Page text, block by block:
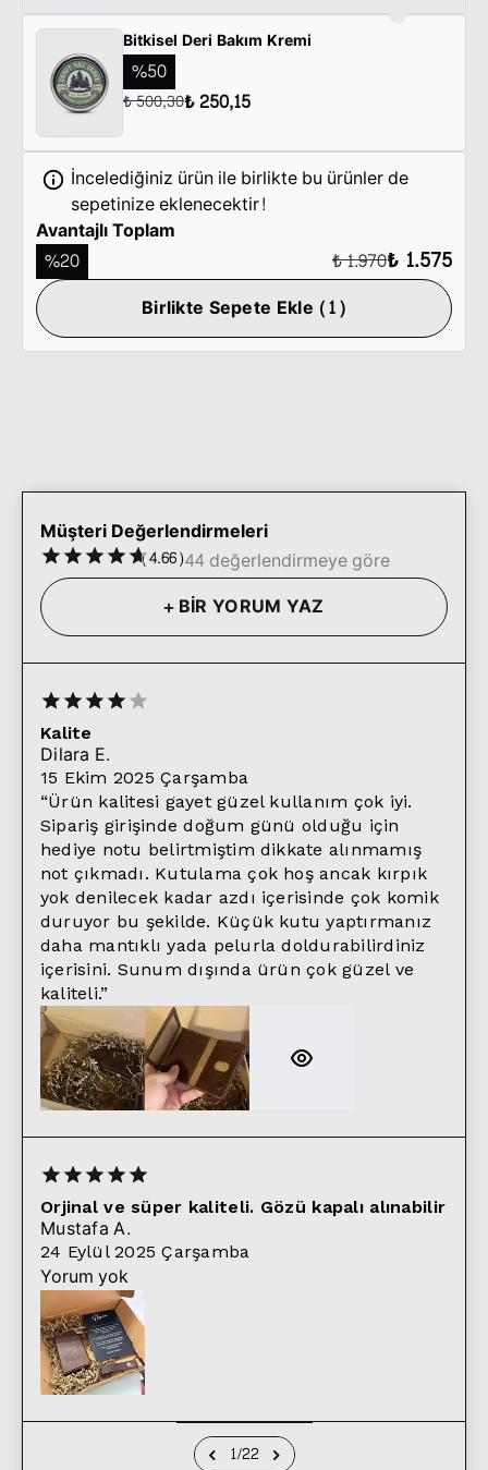
Bitkisel Deri Bakım Kremi
%50
₺ 500,30₺ 250,15
İncelediğiniz ürün ile birlikte bu ürünler de
sepetinize eklenecektir!
Avantajlı Toplam
%20 ₺ 1.970₺ 1.575
Birlikte Sepete Ekle (1)
Müşteri Değerlendirmeleri
(4.66)44 değerlendirmeye göre
+BİR YORUM YAZ
Kalite
Dilara E.
15 Ekim 2025 Çarşamba
“Ürün kalitesi gayet güzel kullanım çok iyi.
Sipariş girişinde doğum günü olduğu için
hediye notu belirtmiştim dikkate alınmamış
not çıkmadı. Kutulama çok hoş ancak kırpık
yok denilecek kadar azdı içerisinde çok komik
duruyor bu şekilde. Küçük kutu yaptırmanız
daha mantıklı yada pelurla doldurabilirdiniz
içerisini. Sunum dışında ürün çok güzel ve
kaliteli.”
Orjinal ve süper kaliteli. Gözü kapalı alınabilir
MustafaA.
24 Eylül 2025 Çarşamba
Yorum yok
1/22